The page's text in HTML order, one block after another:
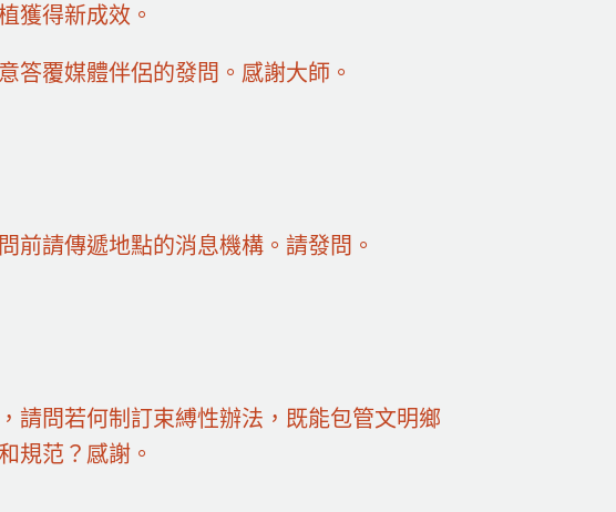
獲得新成效。
答覆媒體伴侶的發問。感謝大師。
前請傳遞地點的消息機構。請發問。
請問若何制訂束縛性辦法，既能包管文明鄉
規范？感謝。